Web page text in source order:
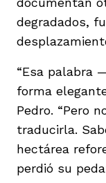
degradados,
“Esa palabra
forma
Pedro. “Pero
traducirla.
hectárea
perdió su